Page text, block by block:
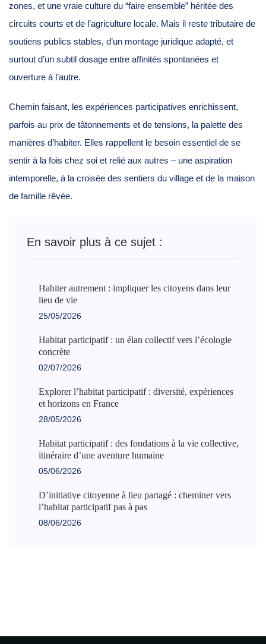
zones, et une vraie culture du “faire ensemble” héritée des
circuits courts et de l’agriculture locale. Mais il reste tributaire de
soutiens publics stables, d’un montage juridique adapté, et
surtout d’un subtil dosage entre affinités spontanées et
ouverture à l’autre.
Chemin faisant, les expériences participatives enrichissent,
parfois au prix de tâtonnements et de tensions, la palette des
manières d’habiter. Elles rappellent le besoin essentiel de se
sentir à la fois chez soi et relié aux autres – une aspiration
intemporelle, à la croisée des sentiers du village et de la maison
de famille rêvée.
En savoir plus à ce sujet :
Habiter autrement : impliquer les citoyens dans leur
lieu de vie
25/05/2026
Habitat participatif : un élan collectif vers l’écologie
concrète
02/07/2026
Explorer l’habitat participatif : diversité, expériences
et horizons en France
28/05/2026
Habitat participatif : des fondations à la vie collective,
itinéraire d’une aventure humaine
05/06/2026
D’initiative citoyenne à lieu partagé : cheminer vers
l’habitat participatif pas à pas
08/06/2026